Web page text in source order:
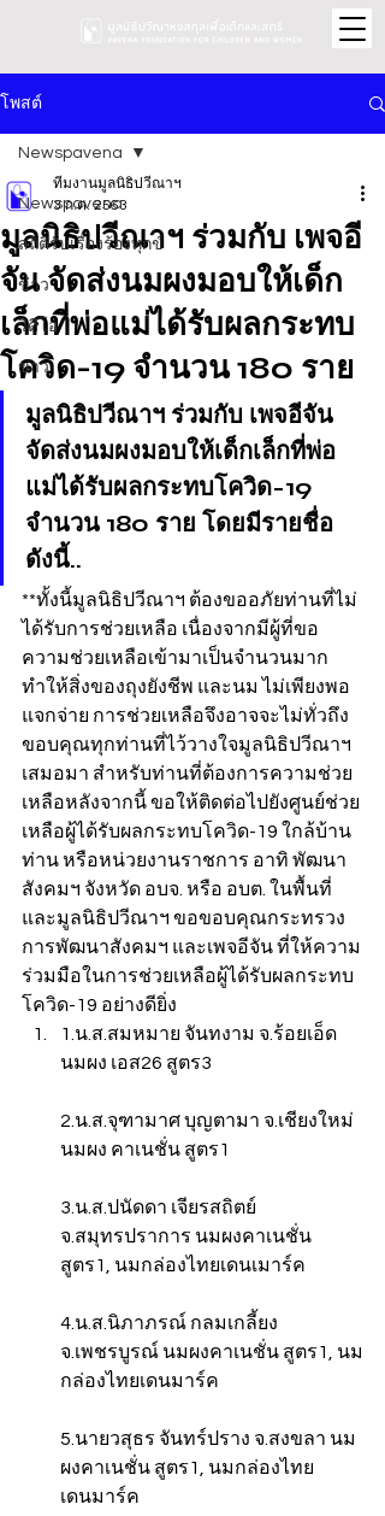
โพสต์
Newspavena
สถิติรับเรื่องร้องทุกข์
ข่าว
วิดีโอ
ข่าว
Newspavena
มูลนิธิปวีณาฯ ร่วมกับ เพจอี
จัน จัดส่งนมผงมอบให้เด็ก
เล็กที่พ่อแม่ได้รับผลกระทบ
โควิด-19 จำนวน 180 ราย
ทีมงานมูลนิธิปวีณาฯ
3 ก.ค. 2563
มูลนิธิปวีณาฯ ร่วมกับ เพจอีจัน
จัดส่งนมผงมอบให้เด็กเล็กที่พ่อ
แม่ได้รับผลกระทบโควิด-19
จำนวน 180 ราย โดยมีรายชื่อ
ดังนี้..
**ทั้งนี้มูลนิธิปวีณาฯ ต้องขออภัยท่านที่ไม่
ได้รับการช่วยเหลือ เนื่องจากมีผู้ที่ขอ
ความช่วยเหลือเข้ามาเป็นจำนวนมาก
ทำให้สิ่งของถุงยังชีพ และนม ไม่เพียงพอ
แจกจ่าย การช่วยเหลือจึงอาจจะไม่ทั่วถึง
ขอบคุณทุกท่านที่ไว้วางใจมูลนิธิปวีณาฯ
เสมอมา สำหรับท่านที่ต้องการความช่วย
เหลือหลังจากนี้ ขอให้ติดต่อไปยังศูนย์ช่วย
เหลือผู้ได้รับผลกระทบโควิด-19 ใกล้บ้าน
ท่าน หรือหน่วยงานราชการ อาทิ พัฒนา
สังคมฯ จังหวัด อบจ. หรือ อบต. ในพื้นที่
และมูลนิธิปวีณาฯ ขอขอบคุณกระทรวง
การพัฒนาสังคมฯ และเพจอีจัน ที่ให้ความ
ร่วมมือในการช่วยเหลือผู้ได้รับผลกระทบ
โควิด-19 อย่างดียิ่ง
1.น.ส.สมหมาย จันทงาม จ.ร้อยเอ็ด
นมผง เอส26 สูตร3
2.น.ส.จุฑามาศ บุญตามา จ.เชียงใหม่
นมผง คาเนชั่น สูตร1
3.น.ส.ปนัดดา เจียรสถิตย์
จ.สมุทรปราการ นมผงคาเนชั่น
สูตร1, นมกล่องไทยเดนเมาร์ค
4.น.ส.นิภาภรณ์ กลมเกลี้ยง
จ.เพชรบูรณ์ นมผงคาเนชั่น สูตร1, นม
กล่องไทยเดนมาร์ค
5.นายวสุธร จันทร์ปราง จ.สงขลา นม
ผงคาเนชั่น สูตร1, นมกล่องไทย
เดนมาร์ค